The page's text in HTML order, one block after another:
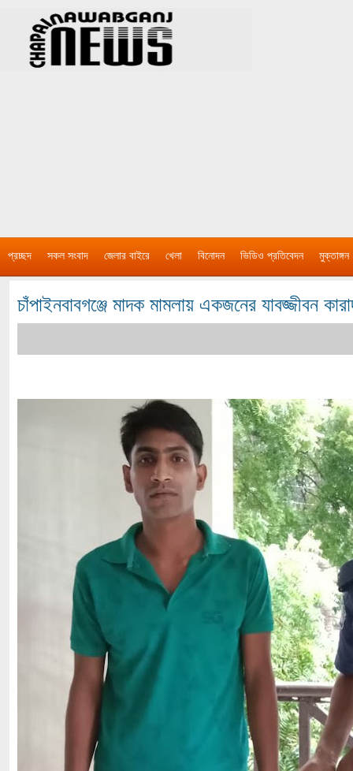
প্রচ্ছদ সকল সংবাদ জেলার বাইরে খেলা বিনোদন ভিডিও প্রতিবেদন মুক্তাঙ্গন
চাঁপাইনবাবগঞ্জে মাদক মামলায় একজনের যাবজ্জীবন